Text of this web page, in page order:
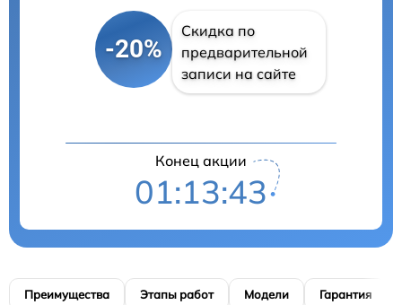
-20%
Скидка по
предварительной
записи на сайте
Конец акции
01:13:42
Преимущества Этапы работ Модели Гарантия